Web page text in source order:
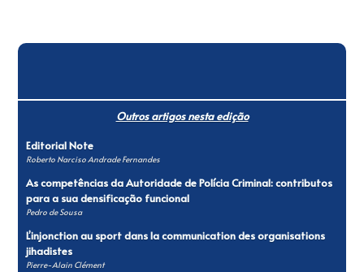
Outros artigos nesta edição
Editorial Note
Roberto Narciso Andrade Fernandes
As competências da Autoridade de Polícia Criminal: contributos
para a sua densificação funcional
Pedro de Sousa
L’injonction au sport dans la communication des organisations
jihadistes
Pierre-Alain Clément